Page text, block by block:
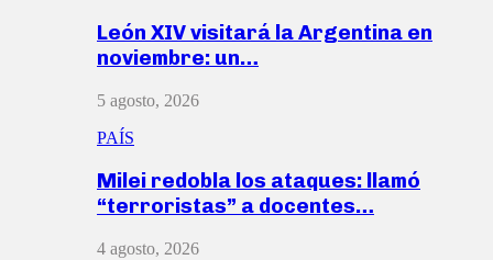
León XIV visitará la Argentina en
noviembre: un…
5 agosto, 2026
PAÍS
Milei redobla los ataques: llamó
“terroristas” a docentes…
4 agosto, 2026